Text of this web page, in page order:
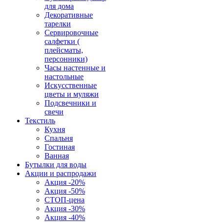
для дома
Декоративные
тарелки
Сервировочные
салфетки (
плейсматы,
персонники)
Часы настенные и
настольные
Искусственные
цветы и муляжи
Подсвечники и
свечи
Текстиль
Кухня
Спальня
Гостиная
Ванная
Бутылки для воды
Акции и распродажи
Акция -20%
Акция -50%
СТОП-цена
Акция -30%
Акция -40%